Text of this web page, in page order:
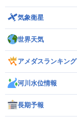
気象衛星
世界天気
アメダスランキング
河川水位情報
長期予報